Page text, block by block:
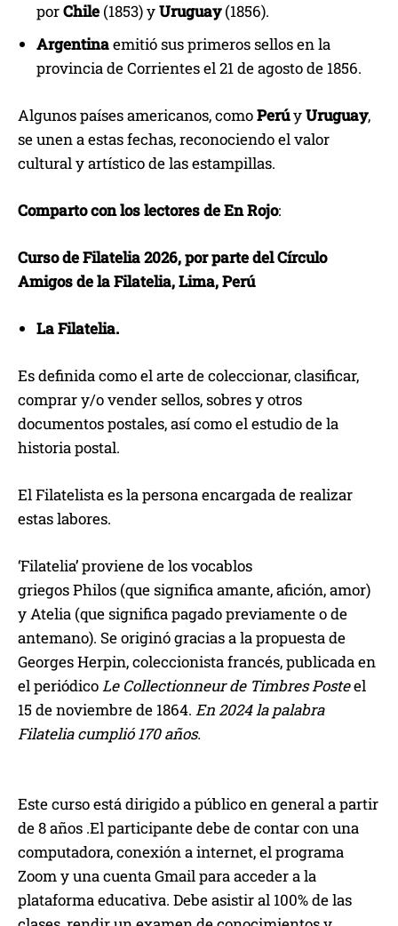
porChile (1853) yUruguay(1856).
Argentinaemitió sus primeros sellos en la
provincia de Corrientes el 21 de agosto de 1856.
Algunos países americanos, comoPerúyUruguay,
se unen a estas fechas, reconociendo el valor
cultural y artístico de las estampillas.
Comparto con los lectores de En Rojo:
Curso de Filatelia 2026, por parte delCírculo
Amigos de la Filatelia, Lima, Perú
La Filatelia.
Es definida como el arte de coleccionar, clasificar,
comprar y/o vender sellos, sobres y otros
documentos postales, así como el estudio de la
historia postal.
El Filatelista es la persona encargada de realizar
estas labores.
‘Filatelia’ proviene de los vocablos
griegos Philos (que significa amante, afición, amor)
y Atelia (que significa pagado previamente o de
antemano). Se originó gracias a la propuesta de
Georges Herpin, coleccionista francés, publicada en
el periódicoLe Collectionneur de Timbres Posteel
15 de noviembre de 1864. En 2024 la palabra
Filatelia cumplió 170 años.
Este curso está dirigido a público en general a partir
de 8 años .El participante debe de contar con una
computadora, conexión a internet, el programa
Zoom y una cuenta Gmail para acceder a la
plataforma educativa. Debe asistir al 100% de las